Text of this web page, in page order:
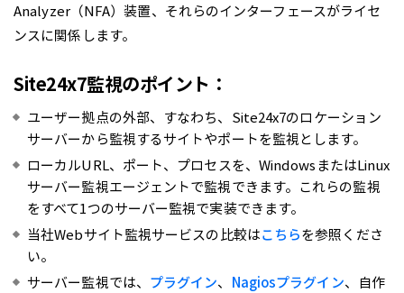
Analyzer（NFA）装置、それらのインターフェースがライセ
ンスに関係します。
Site24x7監視のポイント：
ユーザー拠点の外部、すなわち、Site24x7のロケーション
サーバーから監視するサイトやポートを監視とします。
ローカルURL、ポート、プロセスを、WindowsまたはLinux
サーバー監視エージェントで監視できます。これらの監視
をすべて1つのサーバー監視で実装できます。
当社Webサイト監視サービスの比較はこちらを参照くださ
い。
サーバー監視では、 プラグイン、 Nagiosプラグイン、自作